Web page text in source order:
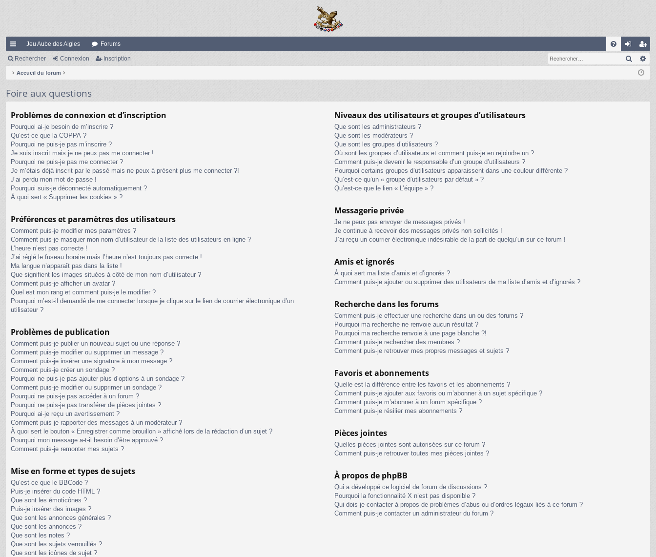
ac
co
ci
s
Jeu Aube des Aigles Forums
on
on
ns
cri
on
Rechercher Connexion Inscription
Accueil du forum
Foire aux questions
Problèmes de connexion et d’inscription
Pourquoi ai-je besoin de m’inscrire ?
Qu’est-ce que la COPPA ?
Pourquoi ne puis-je pas m’inscrire ?
Je suis inscrit mais je ne peux pas me connecter !
Pourquoi ne puis-je pas me connecter ?
Je m’étais déjà inscrit par le passé mais ne peux à présent plus me connecter ?!
J’ai perdu mon mot de passe !
Pourquoi suis-je déconnecté automatiquement ?
À quoi sert « Supprimer les cookies » ?
Préférences et paramètres des utilisateurs
Comment puis-je modifier mes paramètres ?
Comment puis-je masquer mon nom d’utilisateur de la liste des utilisateurs en ligne ?
L’heure n’est pas correcte !
J’ai réglé le fuseau horaire mais l’heure n’est toujours pas correcte !
Ma langue n’apparaît pas dans la liste !
Que signifient les images situées à côté de mon nom d’utilisateur ?
Comment puis-je afficher un avatar ?
Quel est mon rang et comment puis-je le modifier ?
Pourquoi m’est-il demandé de me connecter lorsque je clique sur le lien de courrier électronique d’un
utilisateur ?
Problèmes de publication
Comment puis-je publier un nouveau sujet ou une réponse ?
Comment puis-je modifier ou supprimer un message ?
Comment puis-je insérer une signature à mon message ?
Comment puis-je créer un sondage ?
Pourquoi ne puis-je pas ajouter plus d’options à un sondage ?
Comment puis-je modifier ou supprimer un sondage ?
Pourquoi ne puis-je pas accéder à un forum ?
Pourquoi ne puis-je pas transférer de pièces jointes ?
Pourquoi ai-je reçu un avertissement ?
Comment puis-je rapporter des messages à un modérateur ?
À quoi sert le bouton « Enregistrer comme brouillon » affiché lors de la rédaction d’un sujet ?
Pourquoi mon message a-t-il besoin d’être approuvé ?
Comment puis-je remonter mes sujets ?
Mise en forme et types de sujets
Qu’est-ce que le BBCode ?
Puis-je insérer du code HTML ?
Que sont les émoticônes ?
Puis-je insérer des images ?
Que sont les annonces générales ?
Que sont les annonces ?
Que sont les notes ?
Que sont les sujets verrouillés ?
Que sont les icônes de sujet ?
Niveaux des utilisateurs et groupes d’utilisateurs
Que sont les administrateurs ?
Que sont les modérateurs ?
Que sont les groupes d’utilisateurs ?
Où sont les groupes d’utilisateurs et comment puis-je en rejoindre un ?
Comment puis-je devenir le responsable d’un groupe d’utilisateurs ?
Pourquoi certains groupes d’utilisateurs apparaissent dans une couleur différente ?
Qu’est-ce qu’un « groupe d’utilisateurs par défaut » ?
Qu’est-ce que le lien « L’équipe » ?
Messagerie privée
Je ne peux pas envoyer de messages privés !
Je continue à recevoir des messages privés non sollicités !
J’ai reçu un courrier électronique indésirable de la part de quelqu’un sur ce forum !
Amis et ignorés
À quoi sert ma liste d’amis et d’ignorés ?
Comment puis-je ajouter ou supprimer des utilisateurs de ma liste d’amis et d’ignorés ?
Recherche dans les forums
Comment puis-je effectuer une recherche dans un ou des forums ?
Pourquoi ma recherche ne renvoie aucun résultat ?
Pourquoi ma recherche renvoie à une page blanche ?!
Comment puis-je rechercher des membres ?
Comment puis-je retrouver mes propres messages et sujets ?
Favoris et abonnements
Quelle est la différence entre les favoris et les abonnements ?
Comment puis-je ajouter aux favoris ou m’abonner à un sujet spécifique ?
Comment puis-je m’abonner à un forum spécifique ?
Comment puis-je résilier mes abonnements ?
Pièces jointes
Quelles pièces jointes sont autorisées sur ce forum ?
Comment puis-je retrouver toutes mes pièces jointes ?
À propos de phpBB
Qui a développé ce logiciel de forum de discussions ?
Pourquoi la fonctionnalité X n’est pas disponible ?
Qui dois-je contacter à propos de problèmes d’abus ou d’ordres légaux liés à ce forum ?
Comment puis-je contacter un administrateur du forum ?